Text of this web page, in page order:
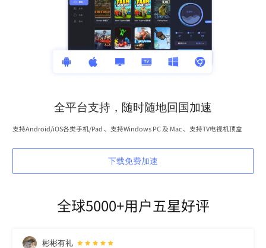
全平台支持，随时随地回国加速
支持Android/iOS各类手机/Pad 、支持Windows PC 及 Mac 、支持TV电视机顶盒
下载免费加速
全球5000+用户五星好评
彬彬有礼